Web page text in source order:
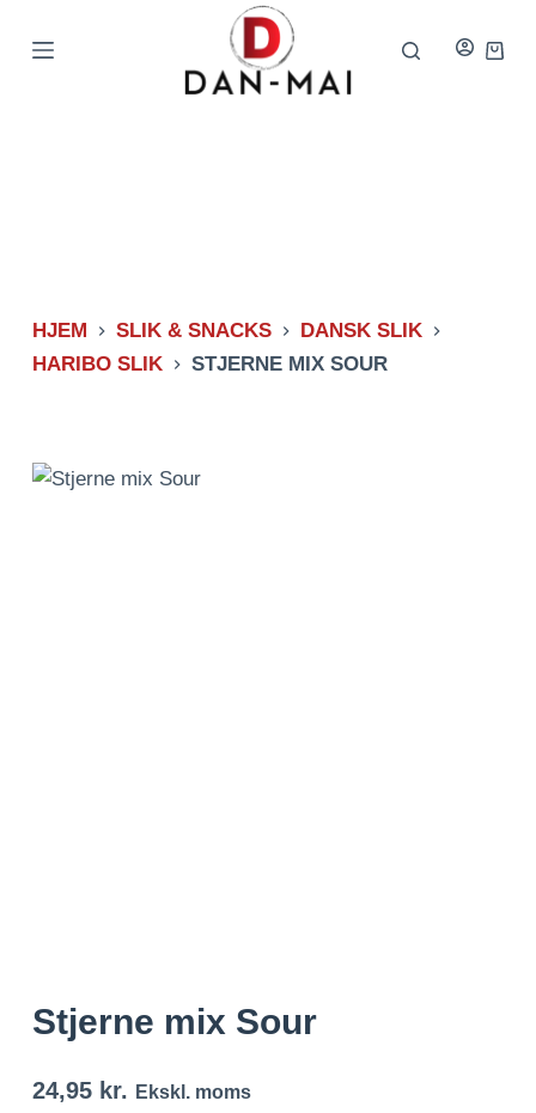
HJEM SLIK & SNACKS
DANSK SLIK
HARIBO SLIK
STJERNE MIX SOUR
Stjerne mix Sour
24,95 kr. Ekskl. moms